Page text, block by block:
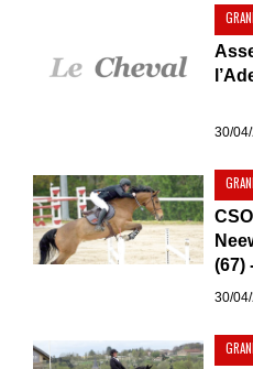
30/
(67)
30/